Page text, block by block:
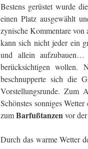
Bestens gerüstet wurde
einen Platz ausgewählt
zynische Kommentare von
kann sich nicht jeder ein
und allein
berücksichtigen wollen.
beschnupperte sich die
Vorstellungsrunde. Zum
Schönstes sonniges
zumBarfußtanzenvor
Durch das warme Wetter